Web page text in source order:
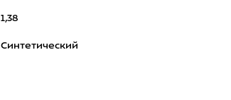
1,38
Синтетический